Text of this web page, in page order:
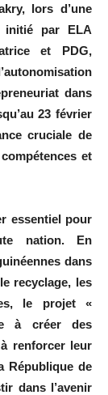
lors d’une
initié par ELA
et PDG,
dans
23 février
cruciale de
et
essentiel pour
nation. En
dans
recyclage, les
le projet «
à créer des
renforcer leur
République de
dans l’avenir